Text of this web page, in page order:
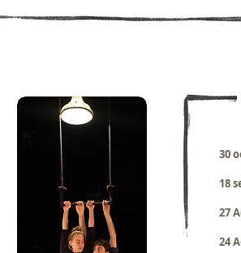
30
18
27
24